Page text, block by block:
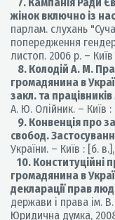
жінок включно із
парлам. слухань
попередження
листоп. 2006 р. –
8. Колодій А. М.
громадянина в
закл. та
А. Ю. Олійник. – Київ :
9. Конвенція про
свобод.
України. – Київ : [б.
10. Конституційні
громадянина в
декларації прав
держави і права ім.
Юридична думка,